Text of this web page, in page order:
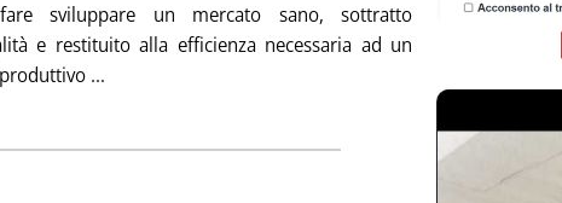
sviluppare un mercato sano, sottratto
e restituito alla efficienza necessaria ad un
...